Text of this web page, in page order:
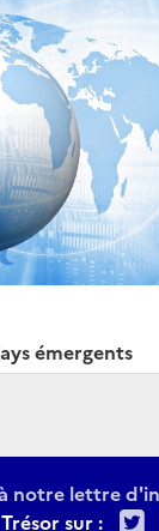
émergents
notre lettre
sur :